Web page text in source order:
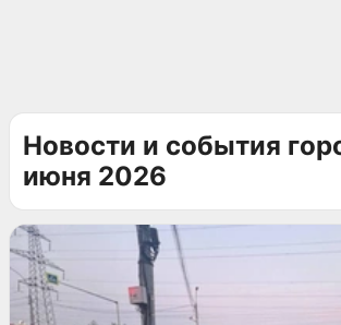
Новости и события
июня 2026